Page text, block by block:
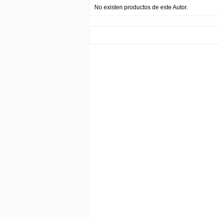
No existen productos de este Autor.